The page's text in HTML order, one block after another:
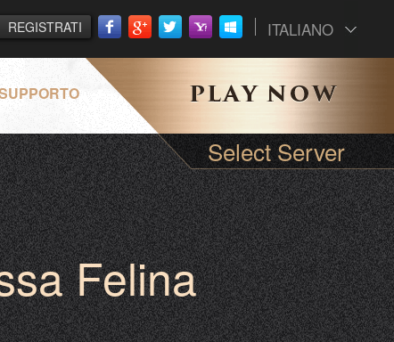
ITALIANO
REGISTRATI
Select Server
Felina